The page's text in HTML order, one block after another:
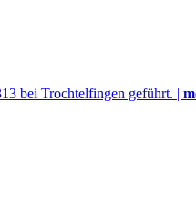
bei Trochtelfingen geführt. |